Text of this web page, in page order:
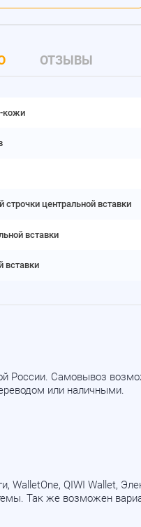
ОТЗЫВЫ
кожи
строчки центральной вставки
вставки
вставки
России. Самовывоз
или наличными.
QIWI Wallet,
Так же возможен